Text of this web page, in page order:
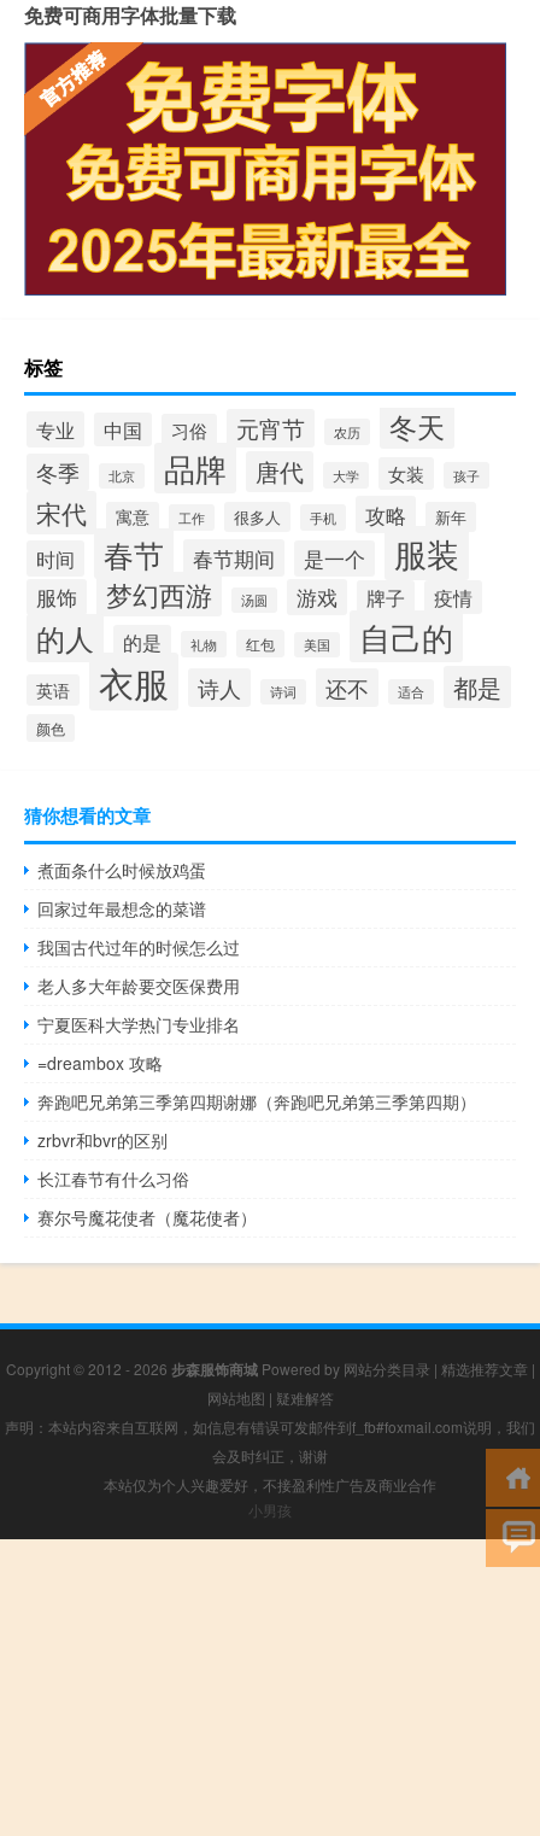
免费可商用字体批量下载
标签
专业 中国 习俗 元宵节 农历 冬天
冬季 北京 品牌 唐代 大学 女装 孩子
宋代 寓意 工作 很多人 手机 攻略 新年
时间 春节 春节期间 是一个 服装
服饰 梦幻西游 汤圆 游戏 牌子 疫情
的人 的是 礼物 红包 美国 自己的
英语 衣服 诗人 诗词 还不 适合 都是
颜色
猜你想看的文章
煮面条什么时候放鸡蛋
回家过年最想念的菜谱
我国古代过年的时候怎么过
老人多大年龄要交医保费用
宁夏医科大学热门专业排名
=dreambox 攻略
奔跑吧兄弟第三季第四期谢娜（奔跑吧兄弟第三季第四期）
zrbvr和bvr的区别
长江春节有什么习俗
赛尔号魔花使者（魔花使者）
Copyright © 2012 - 2026 步森服饰商城Powered by 网站分类目录 | 精选推荐文章 |
网站地图 | 疑难解答
声明：本站内容来自互联网，如信息有错误可发邮件到f_fb#foxmail.com说明，我们
会及时纠正，谢谢
本站仅为个人兴趣爱好，不接盈利性广告及商业合作
小男孩